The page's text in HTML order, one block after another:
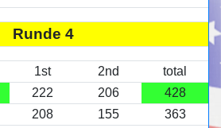
Runde 4
1st 2nd
total
222 206
428
208 155 363